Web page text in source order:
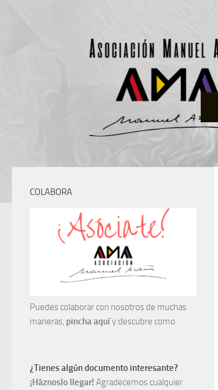
COLABORA
Puedes colaborar con nosotros de muchas
maneras, pincha aquíy descubre como.
¿Tienes algún documento interesante?
¡Háznoslo llegar! Agradecemos cualquier